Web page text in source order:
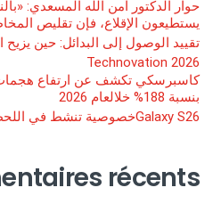
حوار الدكتور آمن الله المسعدي:
يستطيعون الإقلاع، فإن تقليص
تقييد الوصول إلى البدائل: حين
Technovation 2026
بنسبة 188% خلالعام 2026
Galaxy S26خصوصية تنشط في اللحظة المناسبة
récents